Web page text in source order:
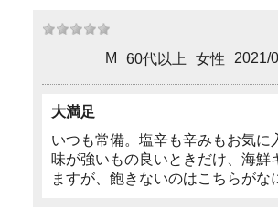
M 60代以上 女性 2021/
大満足
いつも常備。塩辛も辛みもお気に
味が強いもの良いときだけ、海鮮
ますが、飽きないのはこちらがな